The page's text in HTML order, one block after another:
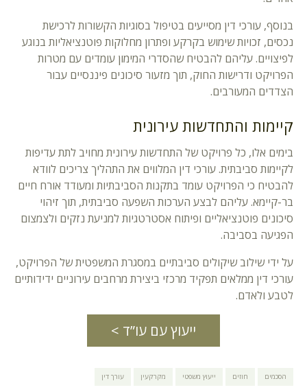
בנוסף, עורכי דין מסייעים בטיפול בסוגיות הקשורות לרכישת
נכסים, זכויות שימוש בקרקע ופתרון מחלוקות פוטנציאליות בנוגע
לפיצויים. עליהם להבטיח שהסדרי המימון עומדים עם מטרות
הפרויקט ודרישות החוק, תוך מזעור סיכונים פיננסיים עבור
הצדדים המעורבים.
קיימות והתחדשות עירונית
בימים אלו, כל פרויקט של התחדשות עירונית מחויב לתת עדיפות
לקיימות סביבתית. עורכי דין המלווים את התהליך צריכים לוודא
להבטיח כי הפרויקט עומד בתקנות הסביבתיות ומעודד אורח חיים
בר-קיימא. עליהם לבצע הערכות השפעה סביבתית, תוך זיהוי
סיכונים פוטנציאליים ופיתוח אסטרטגיות למניעת נזקים ולצמצום
הפגיעה בסביבה.
על ידי שילוב שיקולים סביבתיים במסגרת המשפטית של הפרויקט,
עורכי דין ממלאים תפקיד מרכזי ביצירת מרחבים עירוניים ידידותיים
לטבע ולאדם.
ייעוץ עם עו”ד >
הסכמים חוזים ייעוץ משפטי מקרקעין עורך דין